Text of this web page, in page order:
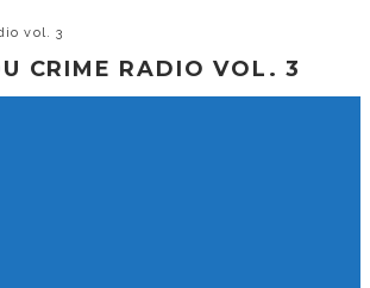
vol. 3
CRIME RADIO VOL. 3